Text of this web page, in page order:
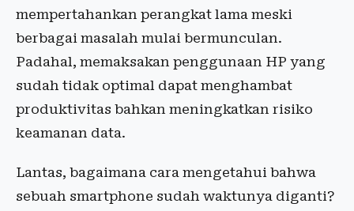
mempertahankan perangkat lama meski
berbagai masalah mulai bermunculan.
Padahal, memaksakan penggunaan HP yang
sudah tidak optimal dapat menghambat
produktivitas bahkan meningkatkan risiko
keamanan data.
Lantas, bagaimana cara mengetahui bahwa
sebuah smartphone sudah waktunya diganti?